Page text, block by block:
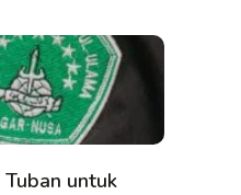
Tuban untuk